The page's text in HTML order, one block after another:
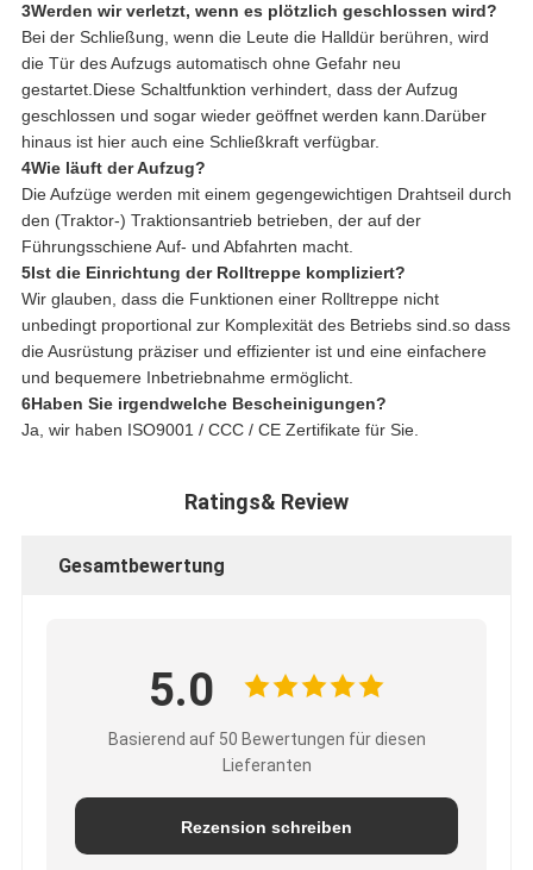
3Werden wir verletzt, wenn es plötzlich geschlossen wird?
Bei der Schließung, wenn die Leute die Halldür berühren, wird
die Tür des Aufzugs automatisch ohne Gefahr neu
gestartet.Diese Schaltfunktion verhindert, dass der Aufzug
geschlossen und sogar wieder geöffnet werden kann.Darüber
hinaus ist hier auch eine Schließkraft verfügbar.
4Wie läuft der Aufzug?
Die Aufzüge werden mit einem gegengewichtigen Drahtseil durch
den (Traktor-) Traktionsantrieb betrieben, der auf der
Führungsschiene Auf- und Abfahrten macht.
5Ist die Einrichtung der Rolltreppe kompliziert?
Wir glauben, dass die Funktionen einer Rolltreppe nicht
unbedingt proportional zur Komplexität des Betriebs sind.so dass
die Ausrüstung präziser und effizienter ist und eine einfachere
und bequemere Inbetriebnahme ermöglicht.
6Haben Sie irgendwelche Bescheinigungen?
Ja, wir haben ISO9001 / CCC / CE Zertifikate für Sie.
Ratings& Review
Gesamtbewertung
5.0
Basierend auf 50 Bewertungen für diesen
Lieferanten
Rezension schreiben